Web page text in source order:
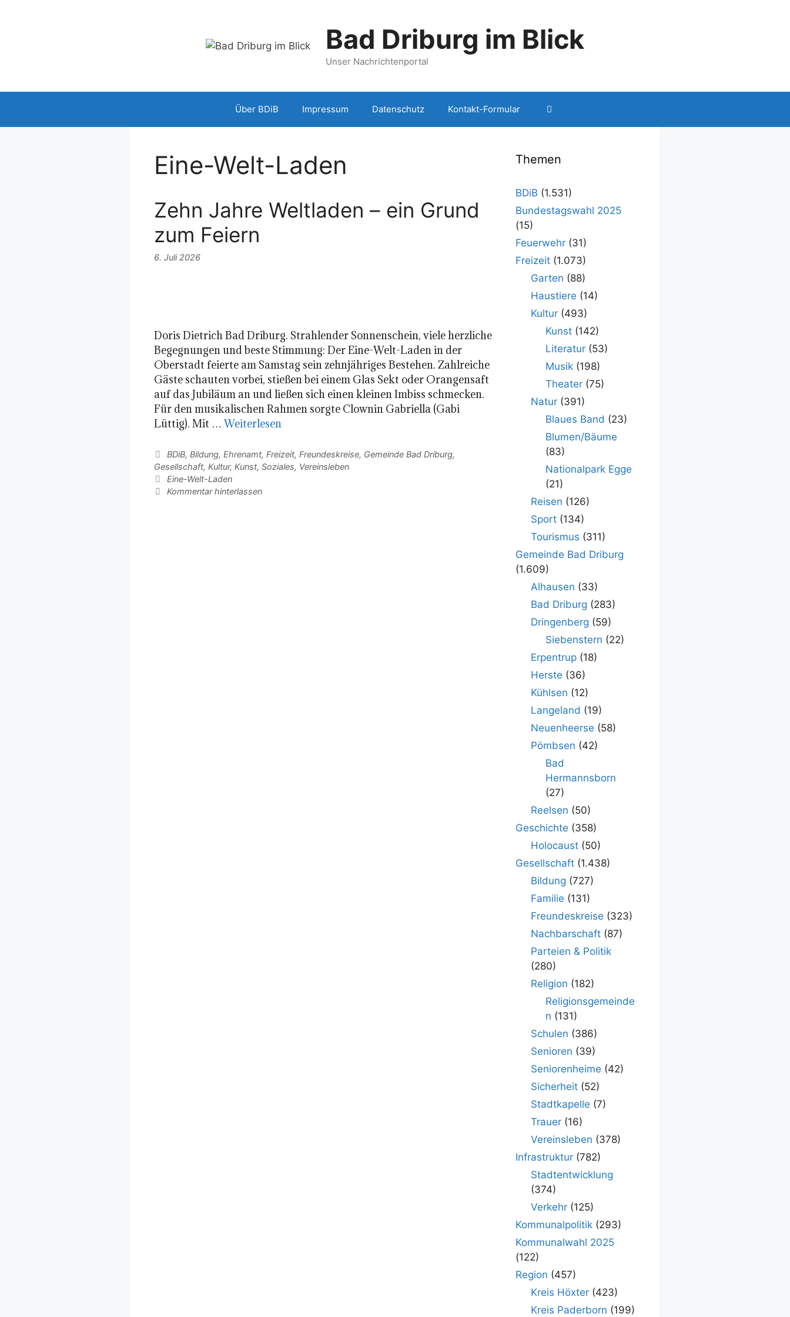
Bad Driburg im Blick
Unser Nachrichtenportal
Über BDiB Impressum Datenschutz Kontakt-Formular
Eine-Welt-Laden
Zehn Jahre Weltladen – ein Grund
zum Feiern
6. Juli 2026
Doris Dietrich Bad Driburg. Strahlender Sonnenschein, viele herzliche
Begegnungen und beste Stimmung: Der Eine-Welt-Laden in der
Oberstadt feierte am Samstag sein zehnjähriges Bestehen. Zahlreiche
Gäste schauten vorbei, stießen bei einem Glas Sekt oder Orangensaft
auf das Jubiläum an und ließen sich einen kleinen Imbiss schmecken.
Für den musikalischen Rahmen sorgte Clownin Gabriella (Gabi
Lüttig). Mit …Weiterlesen
Kategorien
BDiB, Bildung, Ehrenamt, Freizeit, Freundeskreise, Gemeinde Bad Driburg,
Gesellschaft, Kultur, Kunst, Soziales, Vereinsleben
Schlagwörter
Eine-Welt-Laden
Kommentar hinterlassen
Themen
BDiB (1.531)
Bundestagswahl 2025
(15)
Feuerwehr (31)
Freizeit (1.073)
Garten (88)
Haustiere (14)
Kultur(493)
Kunst (142)
Literatur (53)
Musik (198)
Theater (75)
Natur(391)
Blaues Band (23)
Blumen/Bäume
(83)
Nationalpark Egge
(21)
Reisen (126)
Sport(134)
Tourismus (311)
Gemeinde Bad Driburg
(1.609)
Alhausen (33)
Bad Driburg (283)
Dringenberg (59)
Siebenstern (22)
Erpentrup(18)
Herste (36)
Kühlsen (12)
Langeland (19)
Neuenheerse (58)
Pömbsen (42)
Bad
Hermannsborn
(27)
Reelsen (50)
Geschichte (358)
Holocaust(50)
Gesellschaft (1.438)
Bildung (727)
Familie (131)
Freundeskreise (323)
Nachbarschaft(87)
Parteien & Politik
(280)
Religion (182)
Religionsgemeinde
n (131)
Schulen (386)
Senioren (39)
Seniorenheime (42)
Sicherheit(52)
Stadtkapelle (7)
Trauer(16)
Vereinsleben (378)
Infrastruktur (782)
Stadtentwicklung
(374)
Verkehr(125)
Kommunalpolitik (293)
Kommunalwahl 2025
(122)
Region (457)
Kreis Höxter(423)
Kreis Paderborn (199)